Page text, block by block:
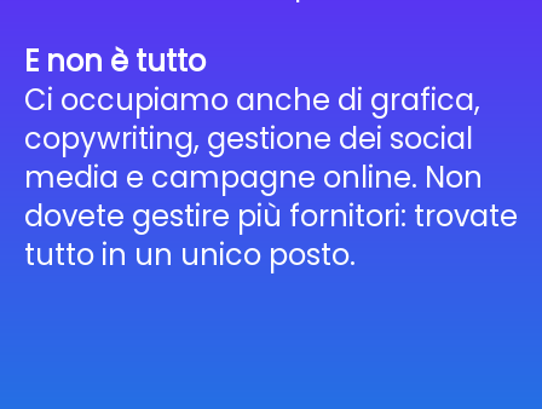
E non è tutto
Ci occupiamo anche di grafica,
copywriting, gestione dei social
media e campagne online. Non
dovete gestire più fornitori: trovate
tutto in un unico posto.